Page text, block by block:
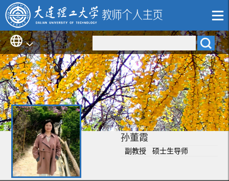
孙董霞
副教授 硕士生导师